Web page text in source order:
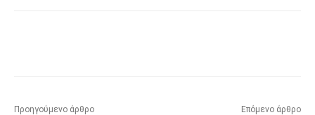
Προηγούμενο άρθρο Επόμενο άρθρο